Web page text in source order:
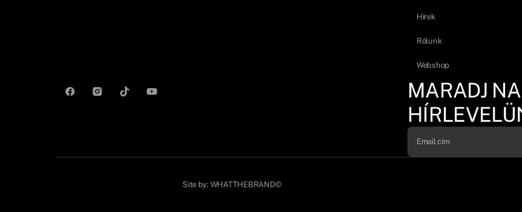
Hírek
Rólunk
Webshop
MARADJ
Site by: WHATTHEBRAND©